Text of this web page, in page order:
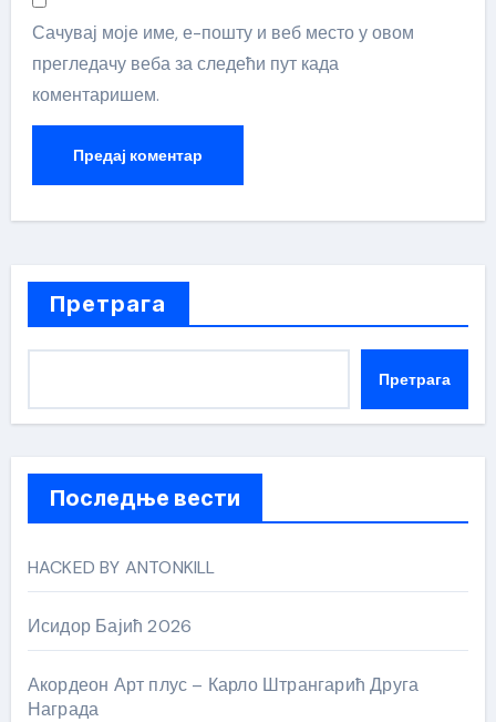
Сачувај моје име, е-пошту и веб место у овом
прегледачу веба за следећи пут када
коментаришем.
Претрага
Претрага
Последње вести
HACKED BY ANTONKILL
Исидор Бајић 2026
Акордеон Арт плус – Карло Штрангарић Друга
Награда